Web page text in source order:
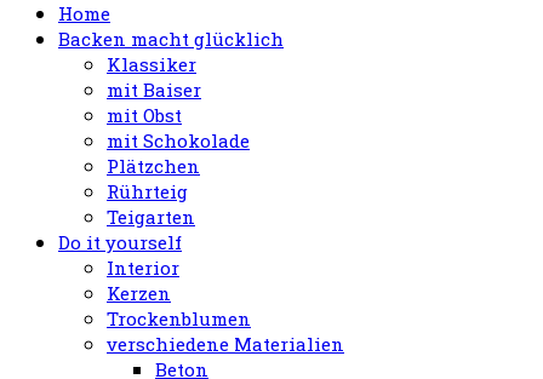
Home
Backen macht glücklich
Klassiker
mit Baiser
mit Obst
mit Schokolade
Plätzchen
Rührteig
Teigarten
Do it yourself
Interior
Kerzen
Trockenblumen
verschiedene Materialien
Beton